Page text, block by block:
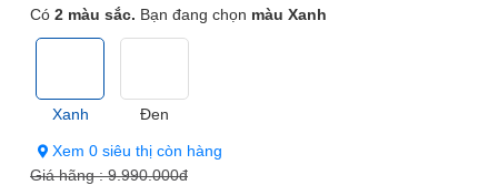
Có 2 màu sắc. Bạn đang chọn màu Xanh
Xanh Đen
Xem 0 siêu thị còn hàng
Giá hãng :9.990.000đ